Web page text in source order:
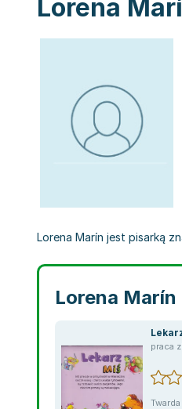
Lorena
Lorena Marín jest pisarką
Lorena Marín
praca
Twarda